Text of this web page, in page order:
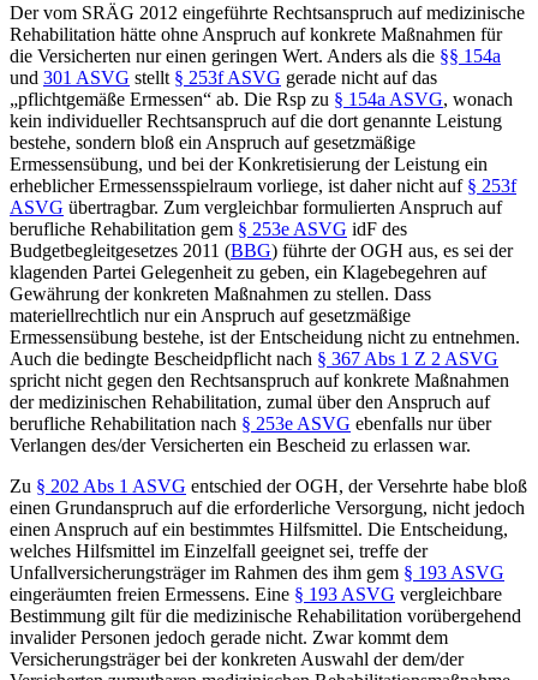
Der vom SRÄG 2012 eingeführte Rechtsanspruch auf medizinische
Rehabilitation hätte ohne Anspruch auf konkrete Maßnahmen für
die Versicherten nur einen geringen Wert. Anders als die §§ 154a
und 301 ASVG stellt § 253f ASVG gerade nicht auf das
„pflichtgemäße Ermessen“ ab. Die Rsp zu § 154a ASVG, wonach
kein individueller Rechtsanspruch auf die dort genannte Leistung
bestehe, sondern bloß ein Anspruch auf gesetzmäßige
Ermessensübung, und bei der Konkretisierung der Leistung ein
erheblicher Ermessensspielraum vorliege, ist daher nicht auf § 253f
ASVG übertragbar. Zum vergleichbar formulierten Anspruch auf
berufliche Rehabilitation gem § 253e ASVG idF des
Budgetbegleitgesetzes 2011 (BBG) führte der OGH aus, es sei der
klagenden Partei Gelegenheit zu geben, ein Klagebegehren auf
Gewährung der konkreten Maßnahmen zu stellen. Dass
materiellrechtlich nur ein Anspruch auf gesetzmäßige
Ermessensübung bestehe, ist der Entscheidung nicht zu entnehmen.
Auch die bedingte Bescheidpflicht nach § 367 Abs 1 Z 2 ASVG
spricht nicht gegen den Rechtsanspruch auf konkrete Maßnahmen
der medizinischen Rehabilitation, zumal über den Anspruch auf
berufliche Rehabilitation nach § 253e ASVG ebenfalls nur über
Verlangen des/der Versicherten ein Bescheid zu erlassen war.
Zu § 202 Abs 1 ASVG entschied der OGH, der Versehrte habe bloß
einen Grundanspruch auf die erforderliche Versorgung, nicht jedoch
einen Anspruch auf ein bestimmtes Hilfsmittel. Die Entscheidung,
welches Hilfsmittel im Einzelfall geeignet sei, treffe der
Unfallversicherungsträger im Rahmen des ihm gem § 193 ASVG
eingeräumten freien Ermessens. Eine § 193 ASVG vergleichbare
Bestimmung gilt für die medizinische Rehabilitation vorübergehend
invalider Personen jedoch gerade nicht. Zwar kommt dem
Versicherungsträger bei der konkreten Auswahl der dem/der